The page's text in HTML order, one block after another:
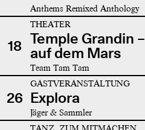
Anthems Remixed Anthology
18
THEATER
Temple Grandin
auf dem Mars
Team Tam Tam
26
GASTVERANSTALTUNG
Explora
Jäger & Sammler